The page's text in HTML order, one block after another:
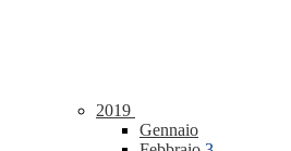
2019
Gennaio